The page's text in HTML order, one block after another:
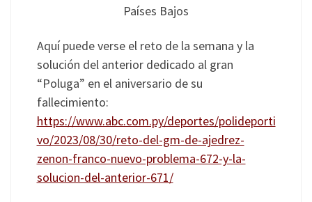
Países Bajos
Aquí puede verse el reto de la semana y la
solución del anterior dedicado al gran
“Poluga” en el aniversario de su
fallecimiento:
https://www.abc.com.py/deportes/polideporti
vo/2023/08/30/reto-del-gm-de-ajedrez-
zenon-franco-nuevo-problema-672-y-la-
solucion-del-anterior-671/